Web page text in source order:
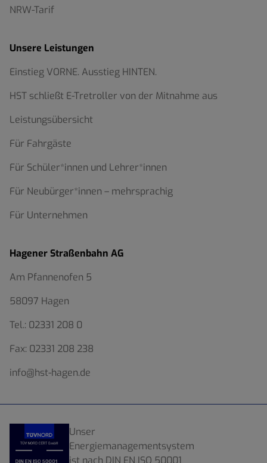
NRW-Tarif
Unsere Leistungen
Einstieg VORNE. Ausstieg HINTEN.
HST schließt E-Tretroller von der Mitnahme aus
Leistungsübersicht
Für Fahrgäste
Für Schüler*innen und Lehrer*innen
Für Neubürger*innen – mehrsprachig
Für Unternehmen
Hagener Straßenbahn AG
Am Pfannenofen 5
58097 Hagen
Tel.: 02331 208 0
Fax: 02331 208 238
info@hst-hagen.de
Unser
Energiemanagementsystem
ist nach DIN EN ISO 50001